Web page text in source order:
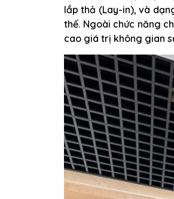
lắp thả (Lay-in), và
thế. Ngoài chức năng
cao giá trị không gian